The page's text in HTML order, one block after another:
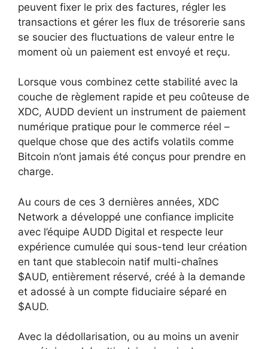
peuvent fixer le prix des factures, régler les
transactions et gérer les flux de trésorerie sans
se soucier des fluctuations de valeur entre le
moment où un paiement est envoyé et reçu.
Lorsque vous combinez cette stabilité avec la
couche de règlement rapide et peu coûteuse de
XDC, AUDD devient un instrument de paiement
numérique pratique pour le commerce réel –
quelque chose que des actifs volatils comme
Bitcoin n’ont jamais été conçus pour prendre en
charge.
Au cours de ces 3 dernières années, XDC
Network a développé une confiance implicite
avec l’équipe AUDD Digital et respecte leur
expérience cumulée qui sous-tend leur création
en tant que stablecoin natif multi-chaînes
$AUD, entièrement réservé, créé à la demande
et adossé à un compte fiduciaire séparé en
$AUD.
Avec la dédollarisation, ou au moins un avenir